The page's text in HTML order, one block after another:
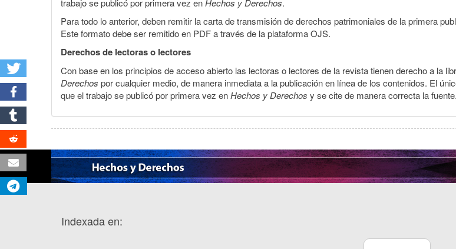
trabajo se publicó por primera vez enHechos y Derechos.
Para todo lo anterior, deben remitir la carta de transmisión de derechos patrimoniales de la primera
Este formato debe ser remitido en PDF a través de la plataforma OJS.
Derechos de lectoras o lectores
Con base en los principios de acceso abierto las lectoras o lectores de la revista tienen derecho a la
Derechos por cualquier medio, de manera inmediata a la publicación en línea de los contenidos. El
que el trabajo se publicó por primera vez enHechos y Derechos y se cite de manera correcta la fuente.
Indexada en: